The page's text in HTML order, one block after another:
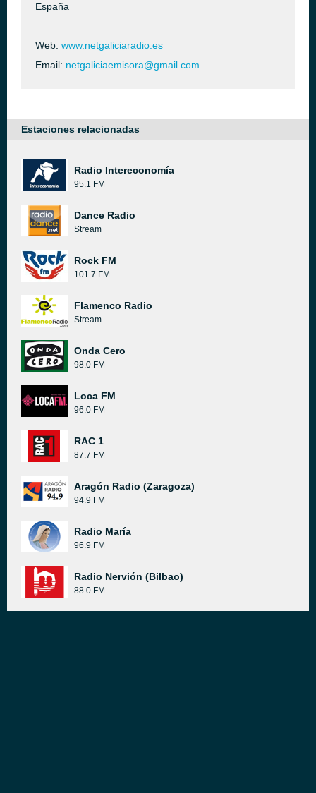
España
Web: www.netgaliciaradio.es
Email: netgaliciaemisora@gmail.com
Estaciones relacionadas
Radio Intereconomía
95.1 FM
Dance Radio
Stream
Rock FM
101.7 FM
Flamenco Radio
Stream
Onda Cero
98.0 FM
Loca FM
96.0 FM
RAC 1
87.7 FM
Aragón Radio (Zaragoza)
94.9 FM
Radio María
96.9 FM
Radio Nervión (Bilbao)
88.0 FM